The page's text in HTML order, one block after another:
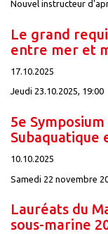
Nouvel instructeur
Le grand
entre mer et
17.10.2025
Jeudi 23.10.2025, 19:00
5e
Subaquatique
10.10.2025
Samedi 22 novembre
Lauréats du
sous-marine